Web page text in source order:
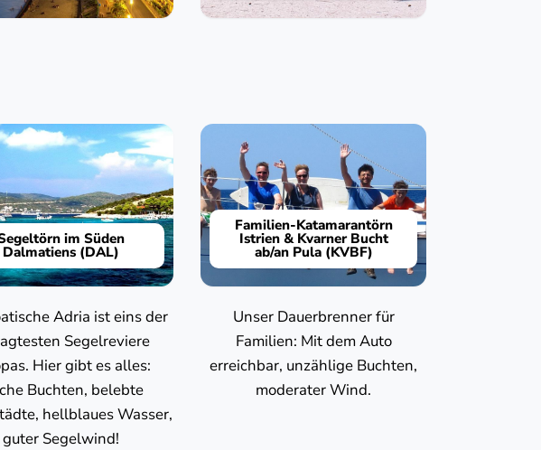
im Süden
Dalmatiens (DAL)
Adria ist eins der
Segelreviere
Hier gibt es alles:
Buchten, belebte
hellblaues Wasser,
guter Segelwind!
Familien-Katamarantörn
Istrien & Kvarner Bucht
ab/an Pula (KVBF)
Unser Dauerbrenner für
Familien: Mit dem Auto
erreichbar, unzählige Buchten,
moderater Wind.